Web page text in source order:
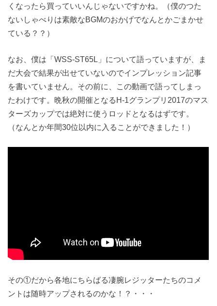
くなったら買っていいんじゃないですかね。（僕のつた
ないしゃべりは素敵なBGMのおかげでなんとかごまかせ
ている？？）
なお、僕は「WSS-ST65L」について語っていますが、ま
だ大会で結果が出せていないのでインプレッション記事
を書いていません。その前に、この動画で語ってしまっ
たわけです。晩秋の開催となるH-1グランプリ2017のマス
ターズカップでは絶対に使うロッドとなるはずです。
（なんとか年間30位以内に入ることができました！）
その①だから各地にちらばる凄腕レジッターたちのコメ
ントは随時アップされるのかな！？・・・